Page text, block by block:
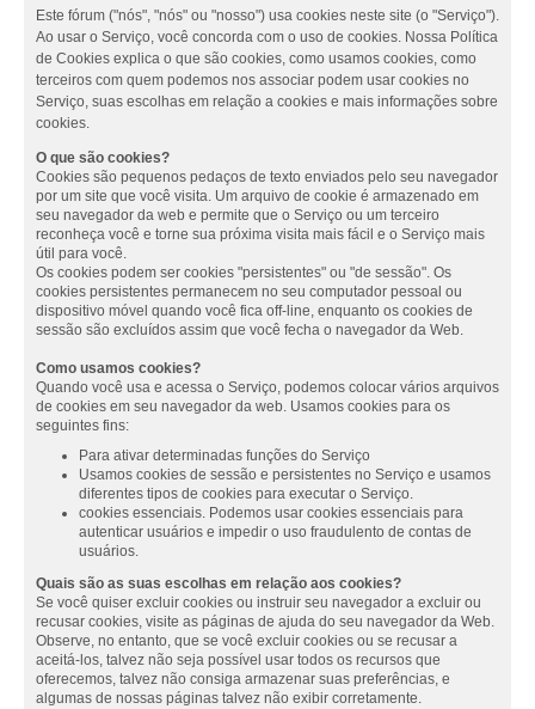
Este fórum ("nós", "nós" ou "nosso") usa cookies neste site (o "Serviço").
Ao usar o Serviço, você concorda com o uso de cookies. Nossa Política
de Cookies explica o que são cookies, como usamos cookies, como
terceiros com quem podemos nos associar podem usar cookies no
Serviço, suas escolhas em relação a cookies e mais informações sobre
cookies.
O que são cookies?
Cookies são pequenos pedaços de texto enviados pelo seu navegador
por um site que você visita. Um arquivo de cookie é armazenado em
seu navegador da web e permite que o Serviço ou um terceiro
reconheça você e torne sua próxima visita mais fácil e o Serviço mais
útil para você.
Os cookies podem ser cookies "persistentes" ou "de sessão". Os
cookies persistentes permanecem no seu computador pessoal ou
dispositivo móvel quando você fica off-line, enquanto os cookies de
sessão são excluídos assim que você fecha o navegador da Web.
Como usamos cookies?
Quando você usa e acessa o Serviço, podemos colocar vários arquivos
de cookies em seu navegador da web. Usamos cookies para os
seguintes fins:
Para ativar determinadas funções do Serviço
Usamos cookies de sessão e persistentes no Serviço e usamos
diferentes tipos de cookies para executar o Serviço.
cookies essenciais. Podemos usar cookies essenciais para
autenticar usuários e impedir o uso fraudulento de contas de
usuários.
Quais são as suas escolhas em relação aos cookies?
Se você quiser excluir cookies ou instruir seu navegador a excluir ou
recusar cookies, visite as páginas de ajuda do seu navegador da Web.
Observe, no entanto, que se você excluir cookies ou se recusar a
aceitá-los, talvez não seja possível usar todos os recursos que
oferecemos, talvez não consiga armazenar suas preferências, e
algumas de nossas páginas talvez não exibir corretamente.